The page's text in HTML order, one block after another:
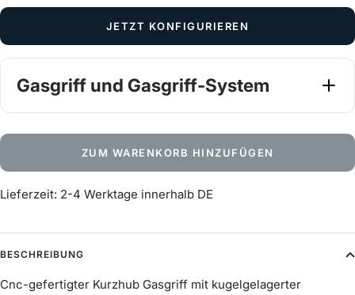
JETZT KONFIGURIEREN
Gasgriff und Gasgriff-System
Wähle dein Gasgriff-Setup Pflichtangabe
ZUM WARENKORB HINZUFÜGEN
Lieferzeit: 2-4 Werktage innerhalb DE
BESCHREIBUNG
Cnc-gefertigter Kurzhub Gasgriff mit kugelgelagerter